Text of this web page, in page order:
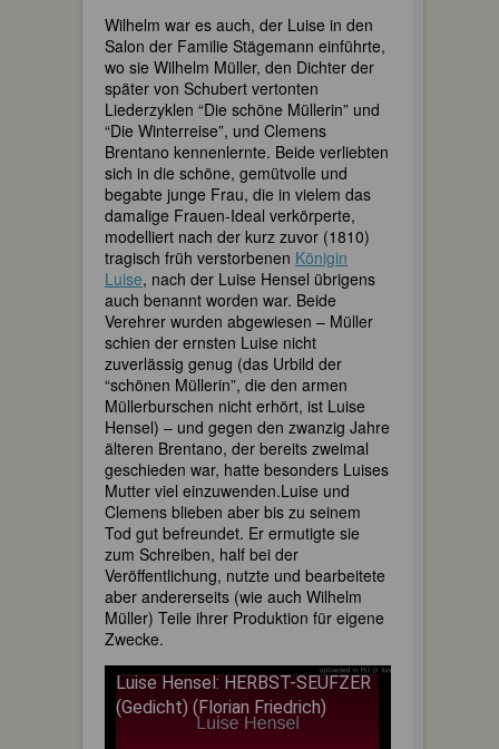
Wilhelm war es auch, der Luise in den
Salon der Familie Stägemann einführte,
wo sie Wilhelm Müller, den Dichter der
später von Schubert vertonten
Liederzyklen “Die schöne Müllerin” und
“Die Winterreise”, und Clemens
Brentano kennenlernte. Beide verliebten
sich in die schöne, gemütvolle und
begabte junge Frau, die in vielem das
damalige Frauen-Ideal verkörperte,
modelliert nach der kurz zuvor (1810)
tragisch früh verstorbenen Königin
Luise, nach der Luise Hensel übrigens
auch benannt worden war. Beide
Verehrer wurden abgewiesen – Müller
schien der ernsten Luise nicht
zuverlässig genug (das Urbild der
“schönen Müllerin”, die den armen
Müllerburschen nicht erhört, ist Luise
Hensel) – und gegen den zwanzig Jahre
älteren Brentano, der bereits zweimal
geschieden war, hatte besonders Luises
Mutter viel einzuwenden.Luise und
Clemens blieben aber bis zu seinem
Tod gut befreundet. Er ermutigte sie
zum Schreiben, half bei der
Veröffentlichung, nutzte und bearbeitete
aber andererseits (wie auch Wilhelm
Müller) Teile ihrer Produktion für eigene
Zwecke.
Luise Hensel: HERBST-SEUFZER
(Gedicht) (Florian Friedrich)